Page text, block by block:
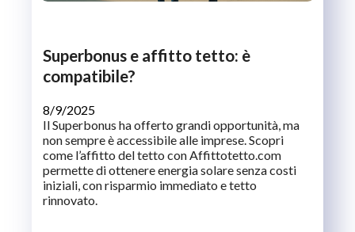
Superbonus e affitto tetto: è
compatibile?
8/9/2025
Il Superbonus ha offerto grandi opportunità, ma
non sempre è accessibile alle imprese. Scopri
come l’affitto del tetto con Affittotetto.com
permette di ottenere energia solare senza costi
iniziali, con risparmio immediato e tetto
rinnovato.